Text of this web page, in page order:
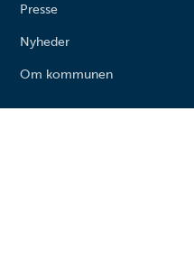
Presse
Nyheder
Om kommunen